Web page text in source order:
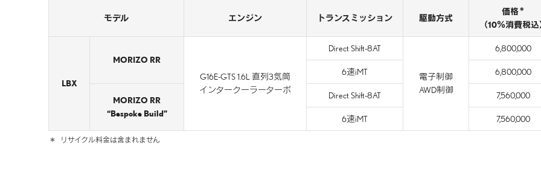
モデル エンジン トランスミッション 駆動方式
価格 ＊
（10％消費税
LBX
MORIZO RR
G16E-GTS 1.6L 直列3気筒
インタークーラーターボ
Direct Shift-8AT
電子制御
AWD制御
6,800,000
6速iMT 6,800,000
MORIZO RR
“Bespoke Build”
Direct Shift-8AT 7,560,000
6速iMT 7,560,000
＊ リサイクル料金は含まれません